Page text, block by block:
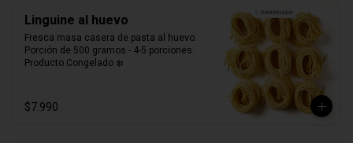
Linguine al huevo
Fresca masa casera de pasta al huevo.
Porción de 500 gramos - 4-5 porciones.
Producto Congelado ❄️
$7.990